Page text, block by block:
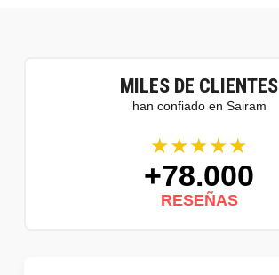
MILES DE CLIENTES
han confiado en Sairam
★★★★★
+78.000
RESEÑAS